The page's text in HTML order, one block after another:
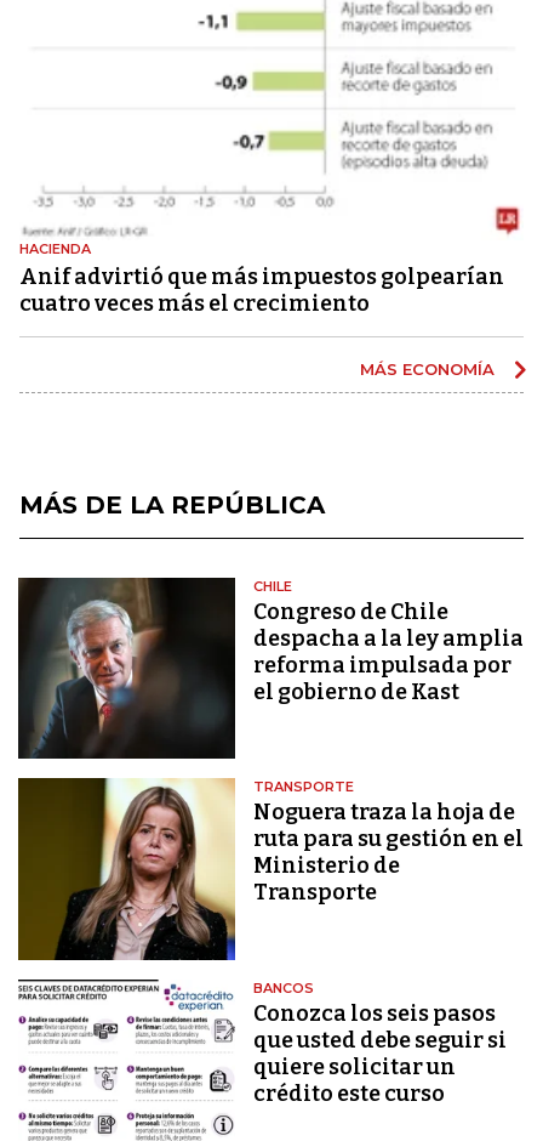
HACIENDA
Anif advirtió que más impuestos golpearían
cuatro veces más el crecimiento
MÁS ECONOMÍA
MÁS DE LA REPÚBLICA
CHILE
Congreso de Chile
despacha a la ley amplia
reforma impulsada por
el gobierno de Kast
TRANSPORTE
Noguera traza la hoja de
ruta para su gestión en el
Ministerio de
Transporte
BANCOS
Conozca los seis pasos
que usted debe seguir si
quiere solicitar un
crédito este curso